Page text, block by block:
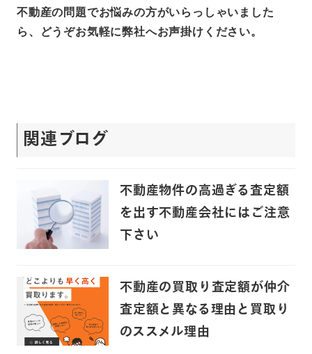
不動産の問題でお悩みの方がいらっしゃいました
ら、どうぞお気軽に弊社へお声掛けください。
関連ブログ
不動産物件の高過ぎる査定額
を出す不動産会社にはご注意
下さい
不動産の買取り査定額が仲介
査定額と異なる理由と買取り
のススメル理由